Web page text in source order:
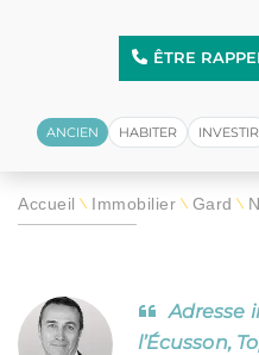
ÊTRE
ANCIEN HABITER INVESTIR
Accueil \ Immobilier \ Gard \
Adresse
l’Écusson,